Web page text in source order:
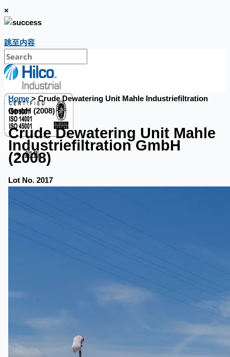
×
跳至内容
銷售
Home> Crude Dewatering Unit Mahle Industriefiltration
GmbH (2008)
Crude Dewatering Unit Mahle
Industriefiltration GmbH
(2008)
Lot No. 2017